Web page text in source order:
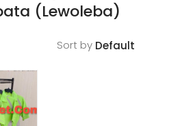
(Lewoleba)
Sort by